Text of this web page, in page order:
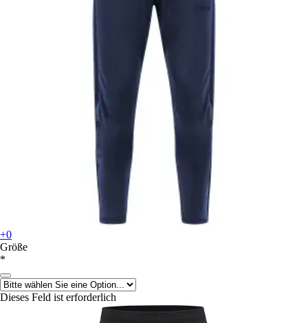
+0
Größe
*
Dieses Feld ist erforderlich